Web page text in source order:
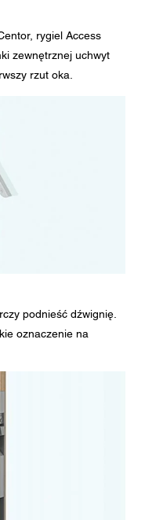
rygiel Access
zewnętrznej uchwyt
rzut oka.
podnieść dźwignię.
oznaczenie na